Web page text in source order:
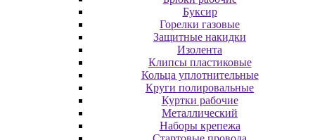
Буксир
Горелки газовые
Защитные накидки
Изолента
Клипсы пластиковые
Кольца уплотнительные
Круги полировальные
Куртки рабочие
Металлический
Наборы крепежа